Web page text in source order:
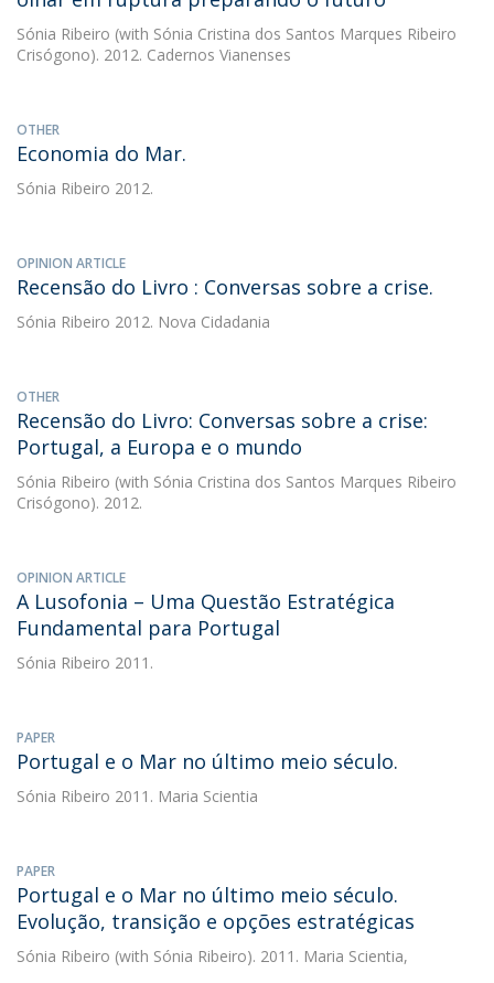
Sónia Ribeiro (with Sónia Cristina dos Santos Marques Ribeiro
Crisógono). 2012. Cadernos Vianenses
OTHER
Economia do Mar.
Sónia Ribeiro 2012.
OPINION ARTICLE
Recensão do Livro : Conversas sobre a crise.
Sónia Ribeiro 2012. Nova Cidadania
OTHER
Recensão do Livro: Conversas sobre a crise:
Portugal, a Europa e o mundo
Sónia Ribeiro (with Sónia Cristina dos Santos Marques Ribeiro
Crisógono). 2012.
OPINION ARTICLE
A Lusofonia – Uma Questão Estratégica
Fundamental para Portugal
Sónia Ribeiro 2011.
PAPER
Portugal e o Mar no último meio século.
Sónia Ribeiro 2011. Maria Scientia
PAPER
Portugal e o Mar no último meio século.
Evolução, transição e opções estratégicas
Sónia Ribeiro (with Sónia Ribeiro). 2011. Maria Scientia,